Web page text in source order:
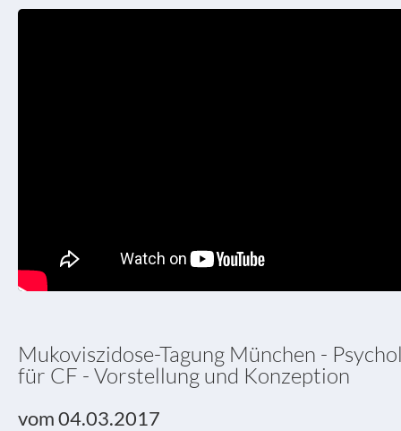
Mukoviszidose-Tagung München -
für CF - Vorstellung und Konzeption
vom 04.03.2017